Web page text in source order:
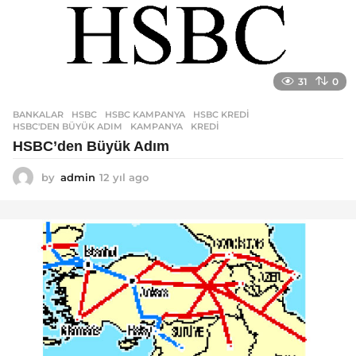
31 0
BANKALAR HSBC ,HSBC KAMPANYA ,HSBC KREDI
HSBC'DEN BÜYÜK ADIM
,KAMPANYA ,KREDI
HSBC’den Büyük Adım
by admin 12 yıl ago
ı
a
g
o